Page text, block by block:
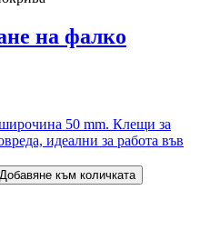
на фалко
50 mm. Клещи за
идеални за работа във
Добавяне към количката